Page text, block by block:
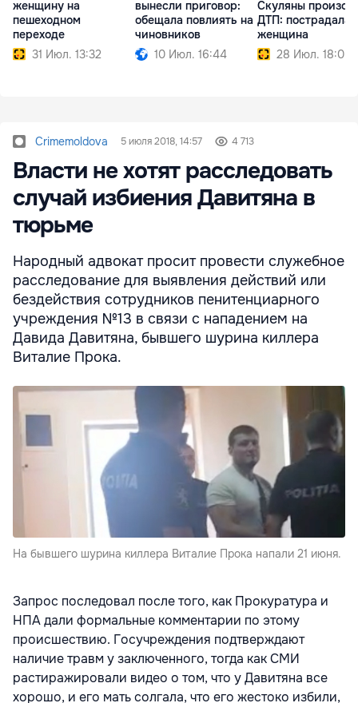
женщину на
пешеходном
переходе
31 Июл. 13:32
вынесли приговор:
обещала повлиять на
чиновников
10 Июл. 16:44
Скуляны
ДТП: пострадала
женщина
28 Июл. 18:05
Crimemoldova 5 июля 2018, 14:57 4 713
Власти не хотят расследовать
случай избиения Давитяна в
тюрьме
Народный адвокат просит провести служебное
расследование для выявления действий или
бездействия сотрудников пенитенциарного
учреждения №13 в связи с нападением на
Давида Давитяна, бывшего шурина киллера
Виталие Прока.
На бывшего шурина киллера Виталие Прока напали 21 июня.
Запрос последовал после того, как Прокуратура и
НПА дали формальные комментарии по этому
происшествию. Госучреждения подтверждают
наличие травм у заключенного, тогда как СМИ
растиражировали видео о том, что у Давитяна все
хорошо, и его мать солгала, что его жестоко избили,